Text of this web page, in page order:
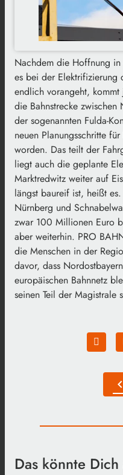
Nachdem die Hoffnung
es bei der Elektrifizierung
endlich vorangeht,
die Bahnstrecke
der sogenannten Fulda-
neuen Planungsschritte
worden. Das teilt der
liegt auch die geplante
Marktredwitz weiter auf
längst baureif ist, heißt
Nürnberg und
zwar 100 Millionen Euro
aber weiterhin. PRO
die Menschen in der
davor, dass
europäischen Bahnnetz
seinen Teil der
chevron_left
Das könnte